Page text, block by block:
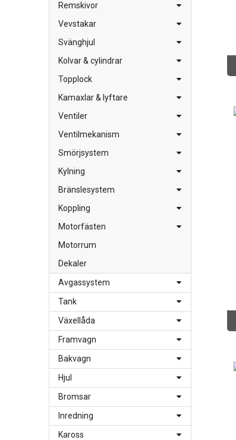
Remskivor
Vevstakar
Svänghjul
Kolvar & cylindrar
Topplock
Kamaxlar & lyftare
Ventiler
Ventilmekanism
Smörjsystem
Kylning
Bränslesystem
Koppling
Motorfästen
Motorrum
Dekaler
Avgassystem
Tank
Växellåda
Framvagn
Bakvagn
Hjul
Bromsar
Inredning
Kaross